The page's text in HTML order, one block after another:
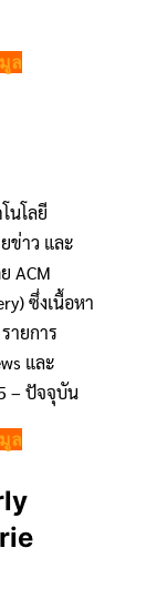
ล
นโลยี
ข่าว และ
ACM
ซึ่งเนื้อหา
ายการ
และ
– ปัจจุบัน
ล